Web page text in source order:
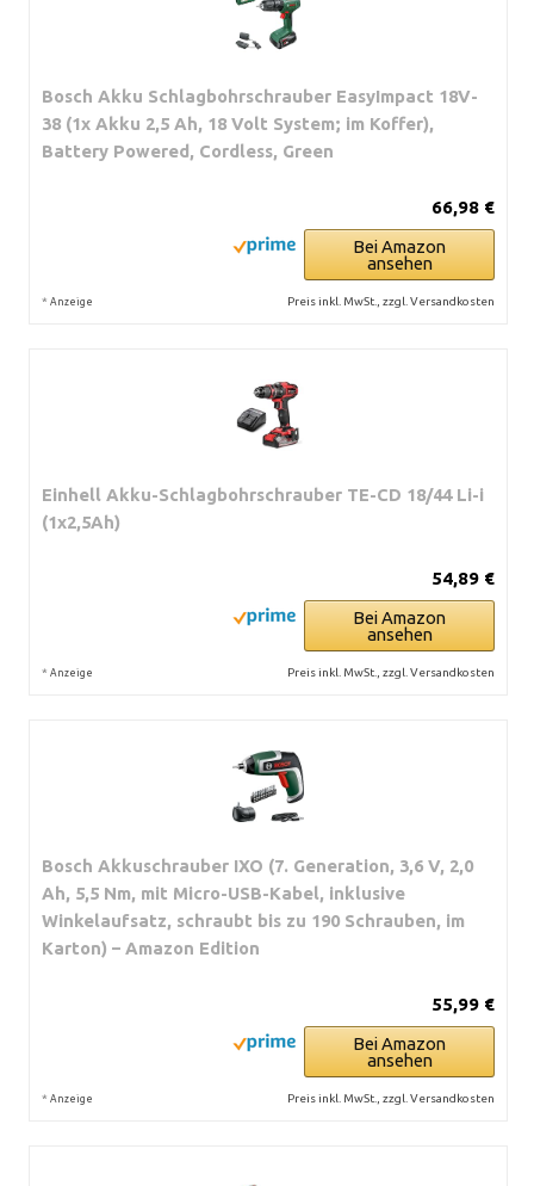
Bosch Akku Schlagbohrschrauber EasyImpact 18V-
38 (1x Akku 2,5 Ah, 18 Volt System; im Koffer),
Battery Powered, Cordless, Green
66,98 €
Bei Amazon
ansehen
* Anzeige Preis inkl. MwSt., zzgl. Versandkosten
Einhell Akku-Schlagbohrschrauber TE-CD 18/44 Li-i
(1x2,5Ah)
54,89 €
Bei Amazon
ansehen
* Anzeige Preis inkl. MwSt., zzgl. Versandkosten
Bosch Akkuschrauber IXO (7. Generation, 3,6 V, 2,0
Ah, 5,5 Nm, mit Micro-USB-Kabel, inklusive
Winkelaufsatz, schraubt bis zu 190 Schrauben, im
Karton) – Amazon Edition
55,99 €
Bei Amazon
ansehen
* Anzeige Preis inkl. MwSt., zzgl. Versandkosten